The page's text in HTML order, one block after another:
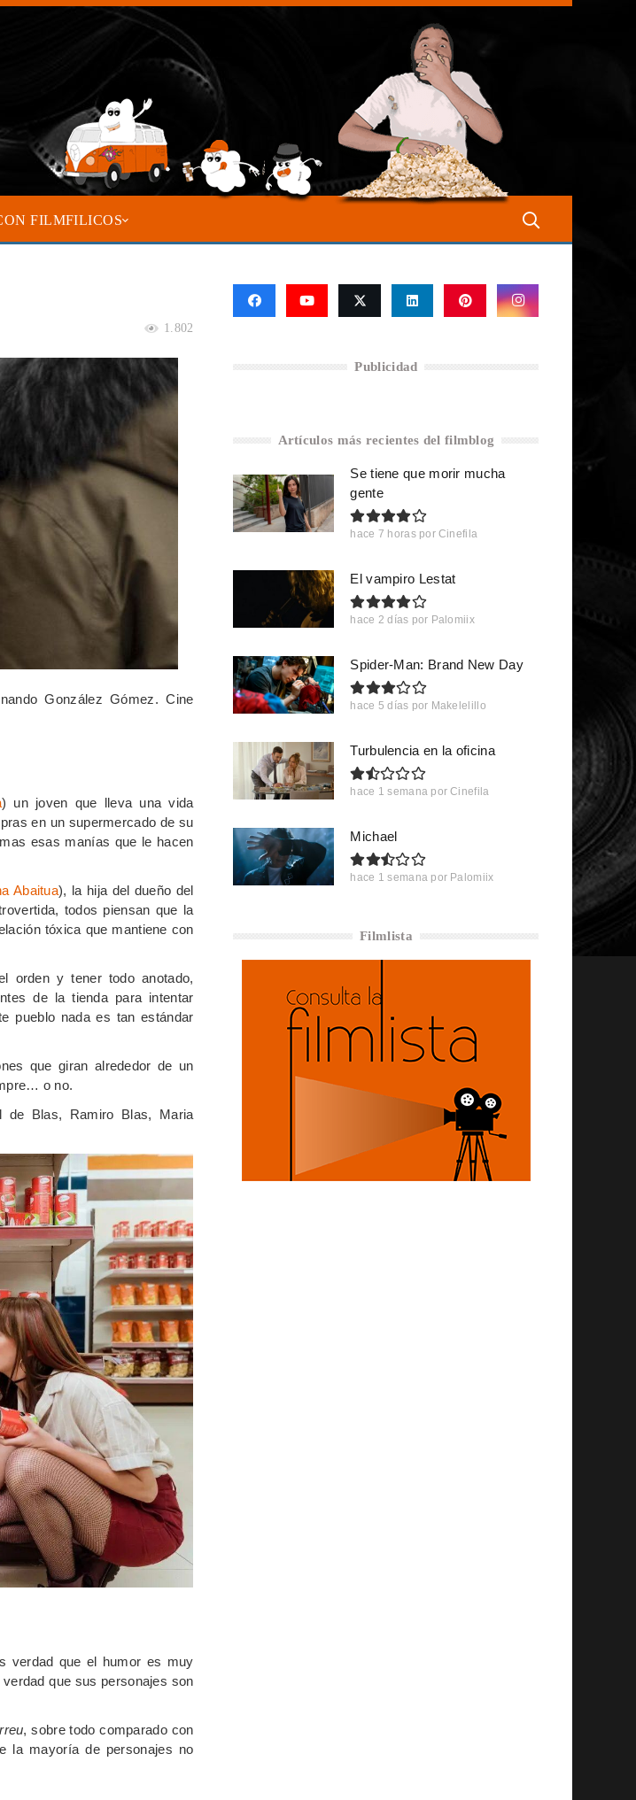
FILMFILICOS
1.802
González Gómez. Cine
) un joven que lleva una vida
en un supermercado de su
esas manías que le hacen
Abaitua), la hija del dueño del
todos piensan que la
tóxica que mantiene con
orden y tener todo anotado,
de la tienda para intentar
pueblo nada es tan estándar
que giran alrededor de un
o no.
de Blas, Ramiro Blas,
Maria
verdad que el humor es muy
que sus personajes son
, sobre todo comparado con
la mayoría de personajes no
Publicidad
Artículos más recientes del filmblog
Se tiene que morir mucha
gente
hace 7 horas por Cinefila
El vampiro Lestat
hace 2 días por Palomiix
Spider-Man: Brand New Day
hace 5 días por Makelelillo
Turbulencia en la oficina
hace 1 semana por Cinefila
Michael
hace 1 semana por Palomiix
Filmlista